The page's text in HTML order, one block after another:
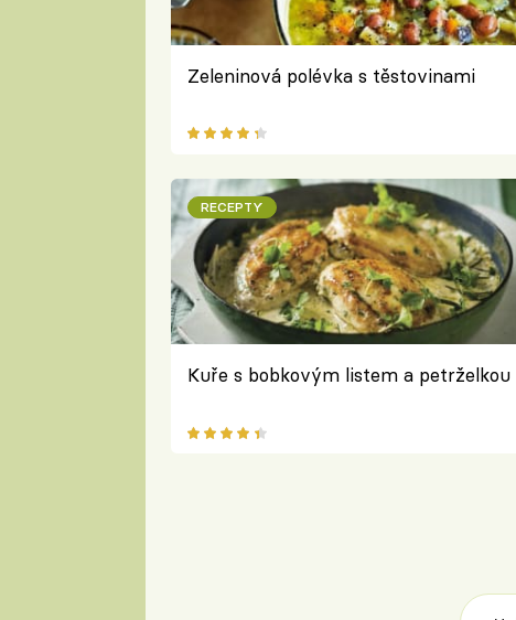
Zeleninová polévka s těstovinami
RECEPTY
Kuře s bobkovým listem a petrželkou